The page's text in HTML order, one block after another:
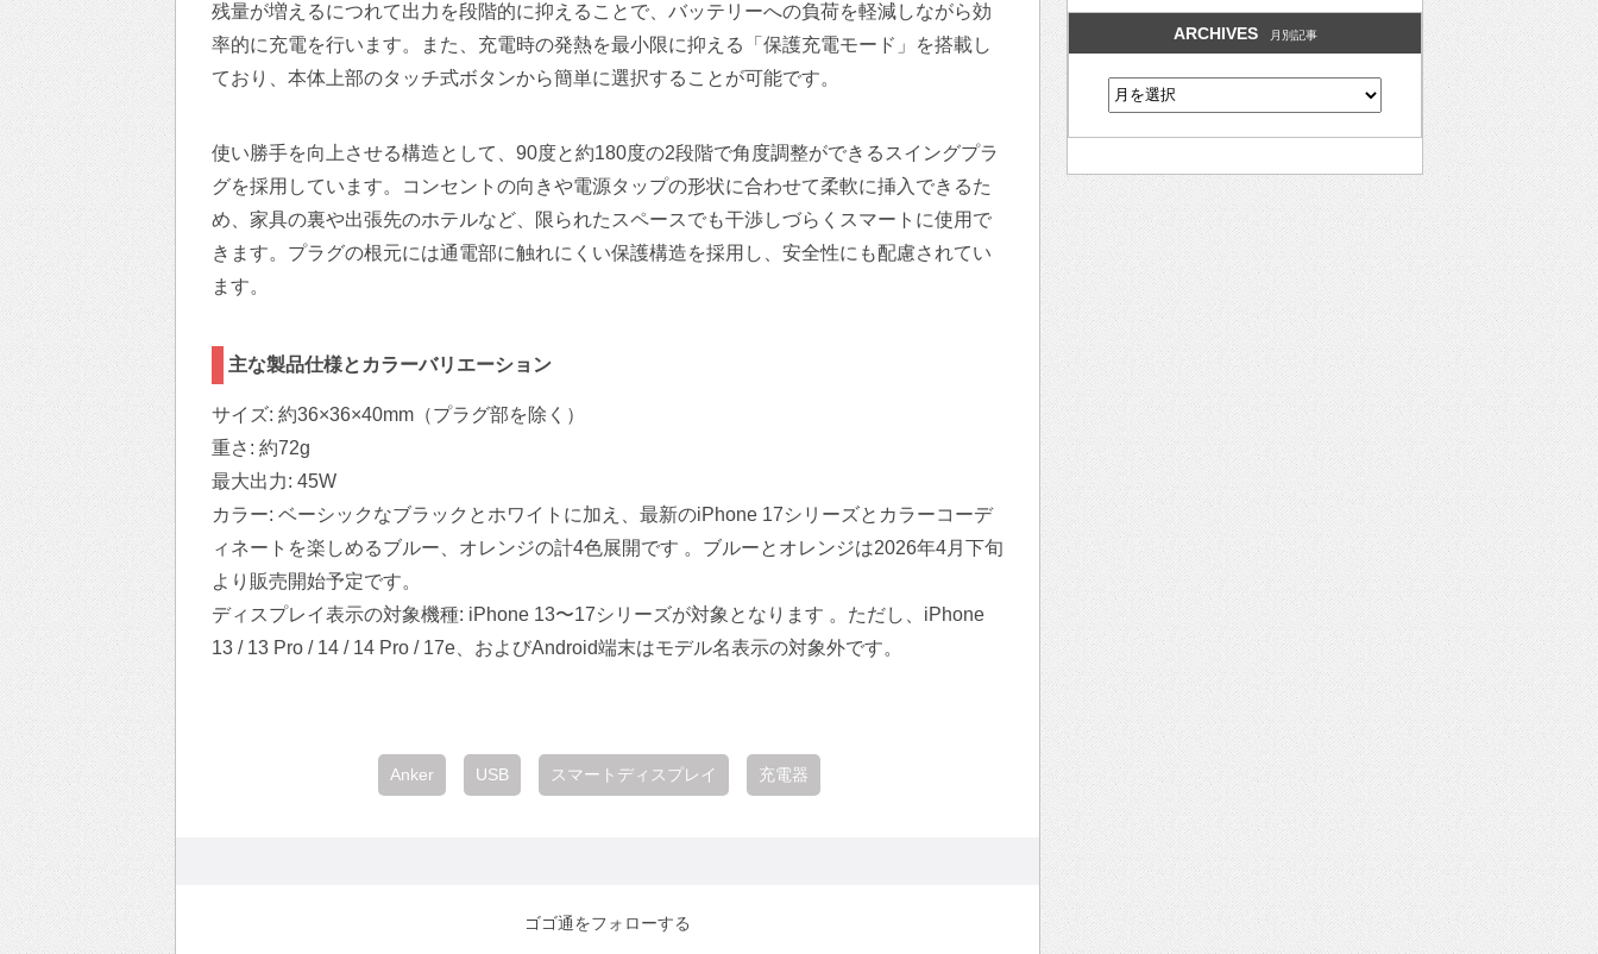
残量が増えるにつれて出力を段階的に抑えることで、バッテリーへの負荷を軽減しながら効
率的に充電を行います。また、充電時の発熱を最小限に抑える「保護充電モード」を搭載し
ており、本体上部のタッチ式ボタンから簡単に選択することが可能です。
使い勝手を向上させる構造として、90度と約180度の2段階で角度調整ができるスイングプラ
グを採用しています。コンセントの向きや電源タップの形状に合わせて柔軟に挿入できるた
め、家具の裏や出張先のホテルなど、限られたスペースでも干渉しづらくスマートに使用で
きます。プラグの根元には通電部に触れにくい保護構造を採用し、安全性にも配慮されてい
ます。
主な製品仕様とカラーバリエーション
サイズ: 約36×36×40mm（プラグ部を除く）
重さ: 約72g
最大出力: 45W
カラー: ベーシックなブラックとホワイトに加え、最新のiPhone 17シリーズとカラーコーデ
ィネートを楽しめるブルー、オレンジの計4色展開です 。ブルーとオレンジは2026年4月下旬
より販売開始予定です。
ディスプレイ表示の対象機種: iPhone 13〜17シリーズが対象となります 。ただし、iPhone
13 / 13 Pro / 14 / 14 Pro / 17e、およびAndroid端末はモデル名表示の対象外です。
Anker USB スマートディスプレイ 充電器
ゴゴ通をフォローする
ARCHIVES 月別記事